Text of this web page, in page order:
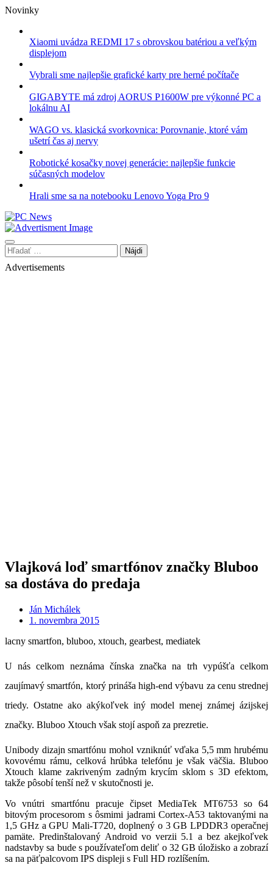
Skip
content
Novinky
Xiaomi uvádza REDMI 17 s obrovskou batériou a veľkým
displejom
Vybrali sme najlepšie grafické karty pre herné počítače
GIGABYTE má zdroj AORUS P1600W pre výkonné PC a
lokálnu AI
WAGO vs. klasická svorkovnica: Porovnanie, ktoré vám
ušetrí čas aj nervy
Robotické kosačky novej generácie: najlepšie funkcie
súčasných modelov
Hrali sme sa na notebooku Lenovo Yoga Pro 9
Hľadať:
Advertisements
Vlajková loď smartfónov značky Bluboo
sa dostáva do predaja
Ján Michálek
1. novembra 2015
lacny smartfon, bluboo, xtouch, gearbest, mediatek
U nás celkom neznáma čínska značka na trh vypúšťa celkom
zaujímavý smartfón, ktorý prináša high-end výbavu za cenu strednej
triedy. Ostatne ako akýkoľvek iný model menej známej ázijskej
značky. Bluboo Xtouch však stojí aspoň za prezretie.
Unibody dizajn smartfónu mohol vzniknúť vďaka 5,5 mm hrubému
kovovému rámu, celková hrúbka telefónu je však väčšia. Bluboo
Xtouch klame zakriveným zadným krycím sklom s 3D efektom,
takže pôsobí tenší než v skutočnosti je.
Vo vnútri smartfónu pracuje čipset MediaTek MT6753 so 64
bitovým procesorom s ôsmimi jadrami Cortex-A53 taktovanými na
1,5 GHz a GPU Mali-T720, doplnený o 3 GB LPDDR3 operačnej
pamäte. Predinštalovaný Android vo verzii 5.1 a bez akejkoľvek
nadstavby sa bude s používateľom deliť o 32 GB úložisko a zobrazí
sa na päťpalcovom IPS displeji s Full HD rozlíšením.